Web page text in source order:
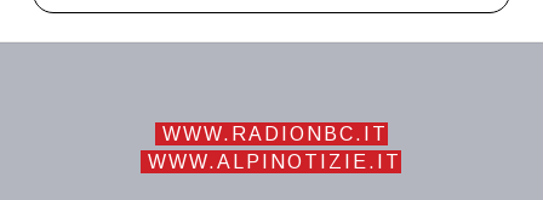
WWW.RADIONBC.IT
WWW.ALPINOTIZIE.IT